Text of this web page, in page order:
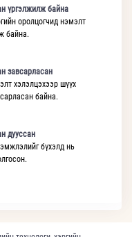
үргэлжилж байна
оролцогчид нэмэлт
байна.
завсарласан
хэлэлцэхээр шүүх
байна.
дууссан
бүхэлд нь